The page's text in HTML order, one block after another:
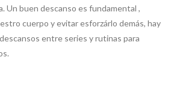
Un buen descanso es fundamental ,
cuerpo y evitar esforzárlo demás, hay
entre series y rutinas para